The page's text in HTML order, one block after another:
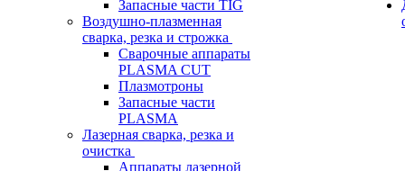
Запасные части TIG
Воздушно-плазменная
сварка, резка и строжка
Сварочные аппараты
PLASMA CUT
Плазмотроны
Запасные части
PLASMA
Лазерная сварка, резка и
очистка
Аппараты лазерной